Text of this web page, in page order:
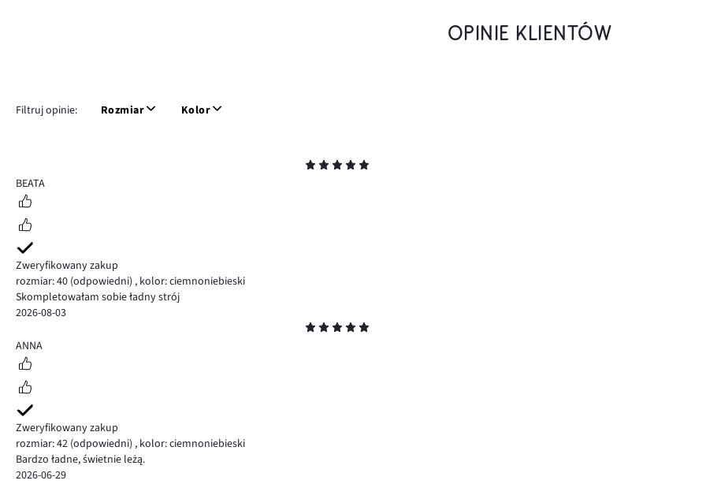
OPINIE KLIENTÓW
Filtruj opinie: Rozmiar Kolor
5
BEATA
Zweryfikowany zakup
rozmiar: 40 (odpowiedni) , kolor: ciemnoniebieski
Skompletowałam sobie ładny strój
2026-08-03
5
ANNA
Zweryfikowany zakup
rozmiar: 42 (odpowiedni) , kolor: ciemnoniebieski
Bardzo ładne, świetnie leżą.
2026-06-29